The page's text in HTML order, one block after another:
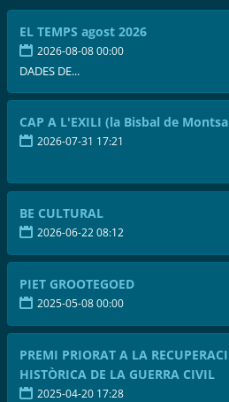
EL TEMPS agost 2026
2026-08-08 00:00
DADES DE...
CAP A L'EXILI (la Bisbal de
2026-07-31 17:21
BE CULTURAL
2026-06-22 08:12
PIET GROOTEGOED
2025-05-08 00:00
PREMI PRIORAT A LA
HISTÒRICA DE LA GUERRA CIVIL
2025-04-20 17:28